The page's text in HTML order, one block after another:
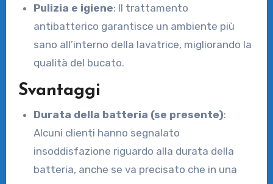
Pulizia e igiene: Il trattamento
antibatterico garantisce un ambiente più
sano all’interno della lavatrice, migliorando la
qualità del bucato.
Svantaggi
Durata della batteria (se presente):
Alcuni clienti hanno segnalato
insoddisfazione riguardo alla durata della
batteria, anche se va precisato che in una